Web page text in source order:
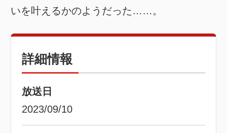
いを叶えるかのようだった……。
詳細情報
放送日
2023/09/10